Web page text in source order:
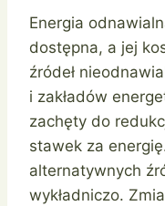
Energia
dostępna, a jej
źródeł
i zakładów
zachęty do
stawek za
alternatywnych
wykładniczo.